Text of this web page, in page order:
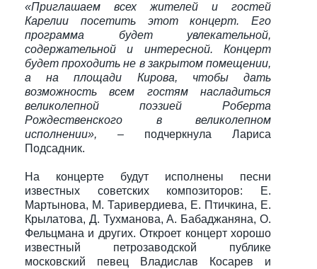
«Приглашаем всех жителей и гостей
Карелии посетить этот концерт. Его
программа будет увлекательной,
содержательной и интересной. Концерт
будет проходить не в закрытом помещении,
а на площади Кирова, чтобы дать
возможность всем гостям насладиться
великолепной поэзией Роберта
Рождественского в великолепном
исполнении», – подчеркнула Лариса
Подсадник.
На концерте будут исполнены песни
известных советских композиторов: Е.
Мартынова, М. Таривердиева, Е. Птичкина, Е.
Крылатова, Д. Тухманова, А. Бабаджаняна, О.
Фельцмана и других. Откроет концерт хорошо
известный петрозаводской публике
московский певец Владислав Косарев и